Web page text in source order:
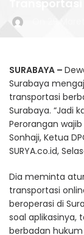
SURABAYA –
Surabaya
transportasi
Surabaya. “Jadi
Perorangan
Sonhaji, Ketua
SURYA.co.id,
Dia meminta
transportasi
beroperasi di
soal aplikasinya,
berbadan